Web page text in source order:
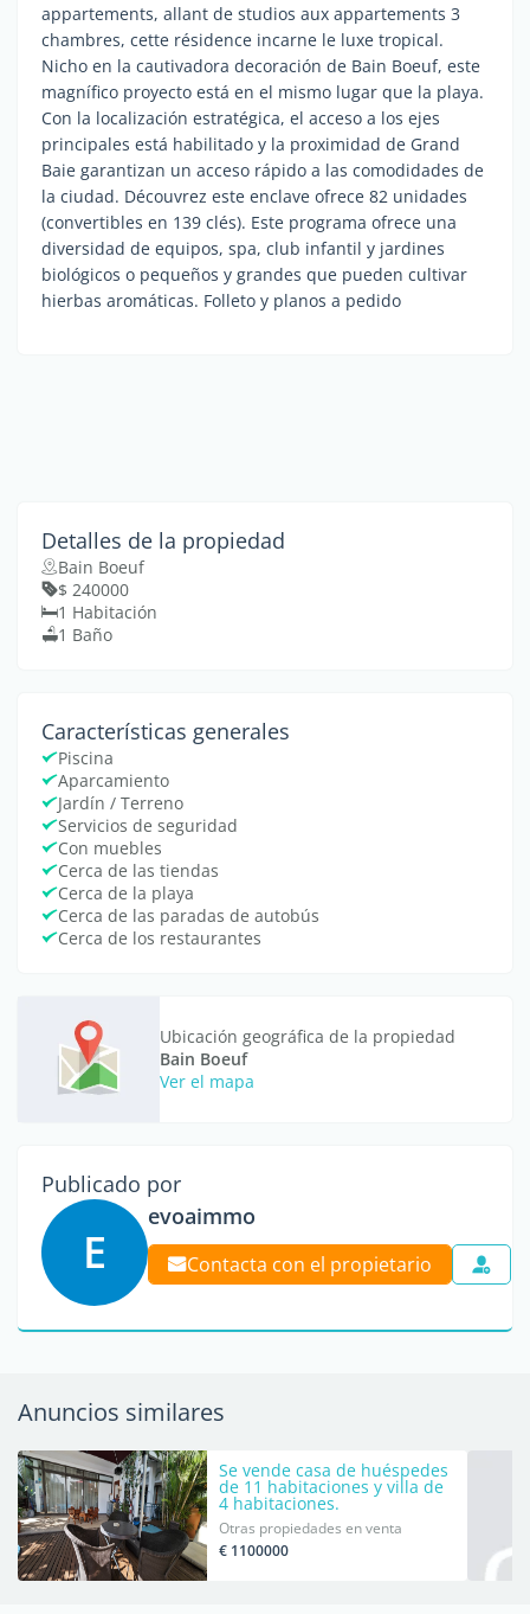
appartements, allant de studios aux appartements 3
chambres, cette résidence incarne le luxe tropical.
Nicho en la cautivadora decoración de Bain Boeuf, este
magnífico proyecto está en el mismo lugar que la playa.
Con la localización estratégica, el acceso a los ejes
principales está habilitado y la proximidad de Grand
Baie garantizan un acceso rápido a las comodidades de
la ciudad. Découvrez este enclave ofrece 82 unidades
(convertibles en 139 clés). Este programa ofrece una
diversidad de equipos, spa, club infantil y jardines
biológicos o pequeños y grandes que pueden cultivar
hierbas aromáticas. Folleto y planos a pedido
Detalles de la propiedad
Bain Boeuf
$ 240000
1 Habitación
1 Baño
Características generales
Piscina
Aparcamiento
Jardín / Terreno
Servicios de seguridad
Con muebles
Cerca de las tiendas
Cerca de la playa
Cerca de las paradas de autobús
Cerca de los restaurantes
Ubicación geográfica de la propiedad
Bain Boeuf
Ver el mapa
Publicado por
E
evoaimmo
Contacta con el propietario
Anuncios similares
Se vende casa de huéspedes
de 11 habitaciones y villa de
4 habitaciones.
Otras propiedades en venta
€ 1100000